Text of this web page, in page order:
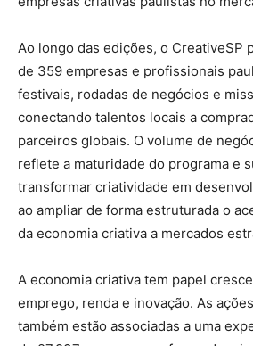
Ao longo das edições, o CreativeSP
de 359 empresas e profissionais
festivais, rodadas de negócios e
conectando talentos locais a
parceiros globais. O volume de
reflete a maturidade do programa e
transformar criatividade em
ao ampliar de forma estruturada o
da economia criativa a mercados
A economia criativa tem papel
emprego, renda e inovação. As
também estão associadas a uma